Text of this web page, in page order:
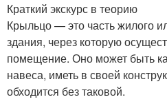
Краткий экскурс в теорию
Крыльцо — это часть жилого
здания, через которую
помещение. Оно может быть
навеса, иметь в своей
обходится без таковой.